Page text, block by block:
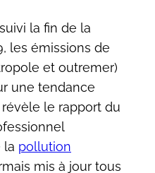
la fin de la
les émissions de
et outremer)
une tendance
révèle le rapport du
la pollution
mis à jour tous